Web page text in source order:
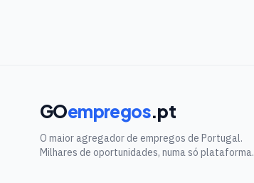
GOempregos.pt
O maior agregador de empregos de Portugal.
Milhares de oportunidades, numa só plataforma.